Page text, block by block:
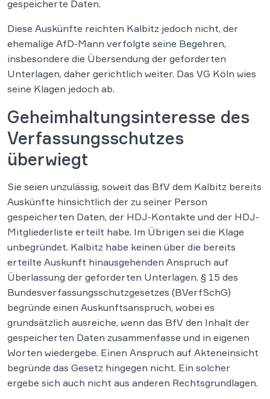
gespeicherte Daten.
Diese Auskünfte reichten Kalbitz jedoch nicht, der
ehemalige AfD-Mann verfolgte seine Begehren,
insbesondere die Übersendung der geforderten
Unterlagen, daher gerichtlich weiter. Das VG Köln wies
seine Klagen jedoch ab.
Geheimhaltungsinteresse des
Verfassungsschutzes
überwiegt
Sie seien unzulässig, soweit das BfV dem Kalbitz bereits
Auskünfte hinsichtlich der zu seiner Person
gespeicherten Daten, der HDJ-Kontakte und der HDJ-
Mitgliederliste erteilt habe. Im Übrigen sei die Klage
unbegründet. Kalbitz habe keinen über die bereits
erteilte Auskunft hinausgehenden Anspruch auf
Überlassung der geforderten Unterlagen. § 15 des
Bundesverfassungsschutzgesetzes (BVerfSchG)
begründe einen Auskunftsanspruch, wobei es
grundsätzlich ausreiche, wenn das BfV den Inhalt der
gespeicherten Daten zusammenfasse und in eigenen
Worten wiedergebe. Einen Anspruch auf Akteneinsicht
begründe das Gesetz hingegen nicht. Ein solcher
ergebe sich auch nicht aus anderen Rechtsgrundlagen.